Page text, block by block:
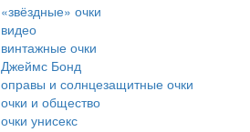
«звёздные» очки
видео
винтажные очки
Джеймс Бонд
оправы и солнцезащитные очки
очки и общество
очки унисекс